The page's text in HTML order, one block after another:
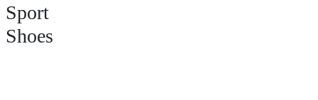
Sport
Shoes